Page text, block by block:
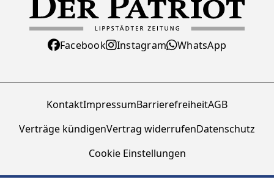
Facebook Instagram WhatsApp
KontaktImpressumBarrierefreiheitAGB
Verträge kündigenVertrag widerrufenDatenschutz
Cookie Einstellungen